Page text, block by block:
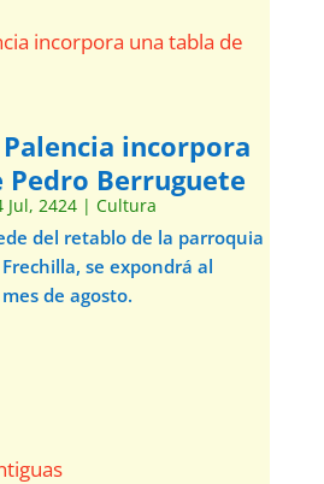
incorpora
Pedro Berruguete
Jul, 2424| Cultura
del retablo de la parroquia
se expondrá al
de agosto.